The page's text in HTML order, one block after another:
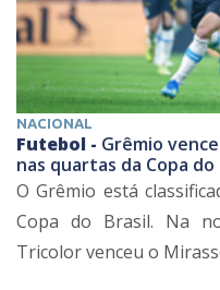
NACIONAL
Futebol - Grêmio
nas quartas da Copa do
O Grêmio está
Copa do Brasil. Na
Tricolor venceu o